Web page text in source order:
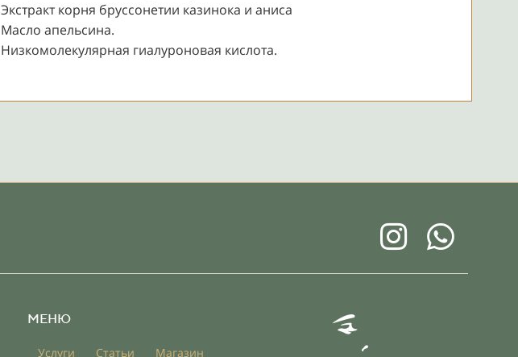
Экстракт корня бруссонетии казинока и аниса
Масло апельсина.
Низкомолекулярная гиалуроновая кислота.
МЕНЮ
Услуги Статьи Магазин